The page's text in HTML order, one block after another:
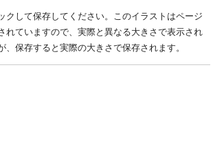
クして保存してください。このイラストはページ
れていますので、実際と異なる大きさで表示され
、保存すると実際の大きさで保存されます。